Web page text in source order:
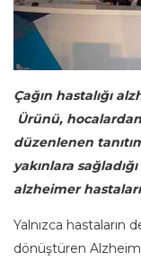
Çağın hastalığı
Ürünü,
düzenlenen
yakınlara
alzheimer
Yalnızca hastaların
dönüştüren